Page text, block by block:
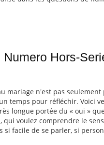
Hors-
mariage n'est pas
temps pour réfléchir. Voici
longue portée du « oui »
qui voulez comprendre le
si facile de se parler, si